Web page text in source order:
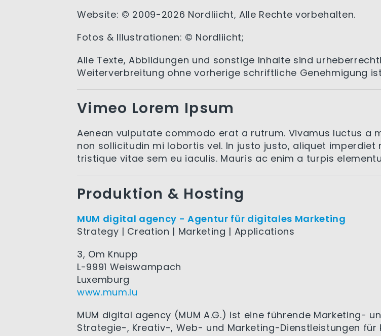
Website: © 2009-2026 Nordliicht, Alle Rechte vorbehalten.
Fotos & Illustrationen: © Nordliicht;
Alle Texte, Abbildungen und sonstige Inhalte sind
Weiterverbreitung ohne vorherige schriftliche Genehmigung
Vimeo Lorem Ipsum
Aenean vulputate commodo erat a rutrum. Vivamus luctus a
non sollicitudin mi lobortis vel. In justo justo, aliquet
tristique vitae sem eu iaculis. Mauris ac enim a turpis
Produktion & Hosting
MUM digital agency - Agentur für digitales Marketing
Strategy | Creation | Marketing | Applications
3, Om Knupp
L-9991 Weiswampach
Luxemburg
www.mum.lu
MUM digital agency (MUM A.G.) ist eine führende Marketing-
Strategie-, Kreativ-, Web- und Marketing-Dienstleistungen für